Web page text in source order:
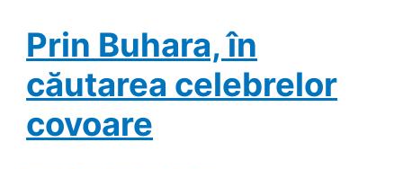
Prin Buhara, în
căutarea celebrelor
covoare